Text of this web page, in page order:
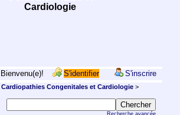
Cardiologie
Bienvenu(e)! S'identifier S'inscrire
Cardiopathies Congenitales et Cardiologie>
Recherche avancée